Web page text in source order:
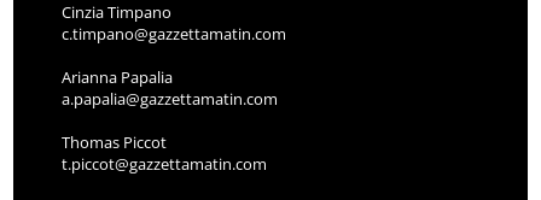
Cinzia Timpano
c.timpano@gazzettamatin.com
Arianna Papalia
a.papalia@gazzettamatin.com
Thomas Piccot
t.piccot@gazzettamatin.com